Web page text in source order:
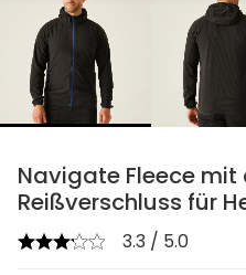
Navigate Fleece
Reißverschluss für
3.3 / 5.0